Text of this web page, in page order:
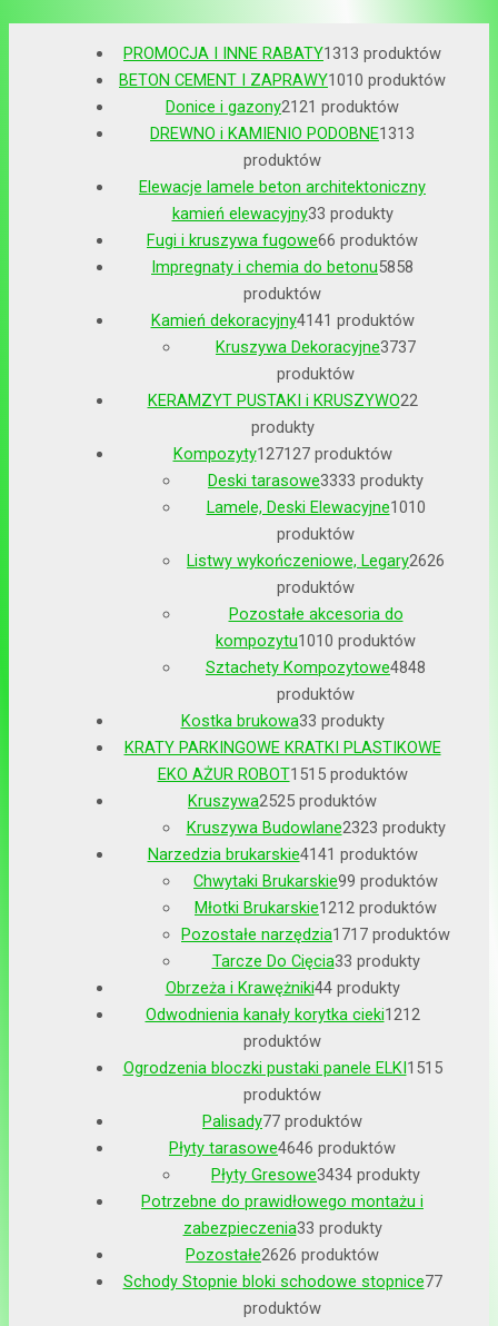
PROMOCJA I INNE RABATY1313 produktów
BETON CEMENT I ZAPRAWY1010 produktów
Donice i gazony2121 produktów
DREWNO i KAMIENIO PODOBNE1313
produktów
Elewacje lamele beton architektoniczny
kamień elewacyjny33 produkty
Fugi i kruszywa fugowe66 produktów
Impregnaty i chemia do betonu5858
produktów
Kamień dekoracyjny4141 produktów
Kruszywa Dekoracyjne3737
produktów
KERAMZYT PUSTAKI i KRUSZYWO22
produkty
Kompozyty127127 produktów
Deski tarasowe3333 produkty
Lamele, Deski Elewacyjne1010
produktów
Listwy wykończeniowe, Legary2626
produktów
Pozostałe akcesoria do
kompozytu1010 produktów
Sztachety Kompozytowe4848
produktów
Kostka brukowa33 produkty
KRATY PARKINGOWE KRATKI PLASTIKOWE
EKO AŻUR ROBOT1515 produktów
Kruszywa2525 produktów
Kruszywa Budowlane2323 produkty
Narzedzia brukarskie4141 produktów
Chwytaki Brukarskie99 produktów
Młotki Brukarskie1212 produktów
Pozostałe narzędzia1717 produktów
Tarcze Do Cięcia33 produkty
Obrzeża i Krawężniki44 produkty
Odwodnienia kanały korytka cieki1212
produktów
Ogrodzenia bloczki pustaki panele ELKI1515
produktów
Palisady77 produktów
Płyty tarasowe4646 produktów
Płyty Gresowe3434 produkty
Potrzebne do prawidłowego montażu i
zabezpieczenia33 produkty
Pozostałe2626 produktów
Schody Stopnie bloki schodowe stopnice77
produktów